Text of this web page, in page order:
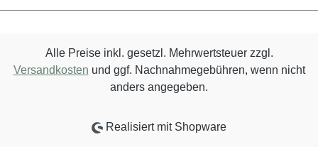
Alle Preise inkl. gesetzl. Mehrwertsteuer zzgl.
Versandkosten und ggf. Nachnahmegebühren, wenn nicht
anders angegeben.
Realisiert mit Shopware